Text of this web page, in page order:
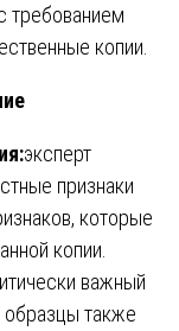
требованием
копии.
эксперт
признаки
которые
копии.
важный
образцы также